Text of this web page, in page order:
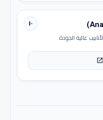
١٠
عالية الجودة
open_in_new